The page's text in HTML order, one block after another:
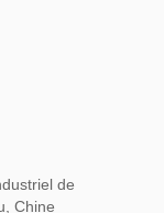
de
Chine